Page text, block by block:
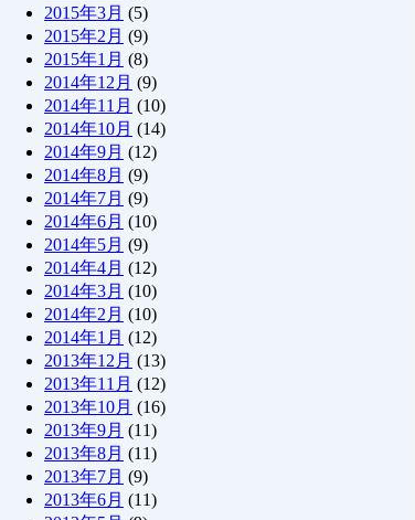
2015年3月 (5)
2015年2月 (9)
2015年1月 (8)
2014年12月 (9)
2014年11月 (10)
2014年10月 (14)
2014年9月 (12)
2014年8月 (9)
2014年7月 (9)
2014年6月 (10)
2014年5月 (9)
2014年4月 (12)
2014年3月 (10)
2014年2月 (10)
2014年1月 (12)
2013年12月 (13)
2013年11月 (12)
2013年10月 (16)
2013年9月 (11)
2013年8月 (11)
2013年7月 (9)
2013年6月 (11)